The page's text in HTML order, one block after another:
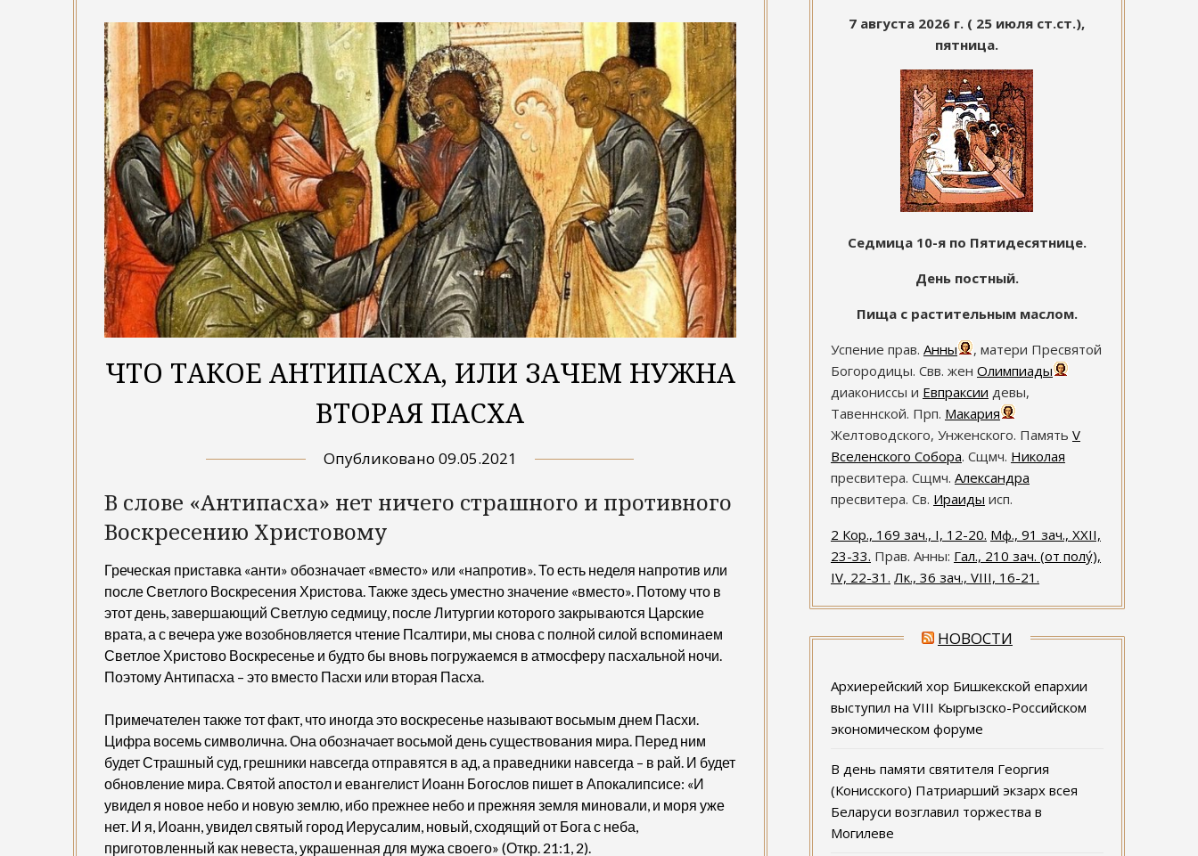
ЧТО ТАКОЕ АНТИПАСХА, ИЛИ ЗАЧЕМ НУЖНА
ВТОРАЯ ПАСХА
Опубликовано 09.05.2021
В слове «Антипасха» нет ничего страшного и противного
Воскресению Христовому
Греческая приставка «анти» обозначает «вместо» или «напротив». То есть неделя напротив или
после Светлого Воскресения Христова. Также здесь уместно значение «вместо». Потому что в
этот день, завершающий Светлую седмицу, после Литургии которого закрываются Царские
врата, а с вечера уже возобновляется чтение Псалтири, мы снова с полной силой вспоминаем
Светлое Христово Воскресенье и будто бы вновь погружаемся в атмосферу пасхальной ночи.
Поэтому Антипасха – это вместо Пасхи или вторая Пасха.
Примечателен также тот факт, что иногда это воскресенье называют восьмым днем Пасхи.
Цифра восемь символична. Она обозначает восьмой день существования мира. Перед ним
будет Страшный суд, грешники навсегда отправятся в ад, а праведники навсегда – в рай. И будет
обновление мира. Святой апостол и евангелист Иоанн Богослов пишет в Апокалипсисе: «И
увидел я новое небо и новую землю, ибо прежнее небо и прежняя земля миновали, и моря уже
нет. И я, Иоанн, увидел святый город Иерусалим, новый, сходящий от Бога с неба,
приготовленный как невеста, украшенная для мужа своего» (Откр. 21:1, 2).
7 августа 2026 г. ( 25 июля ст.ст.),
пятница.
Седмица 10-я по Пятидесятнице.
День постный.
Пища с растительным маслом.
Успение прав. Анны
, матери Пресвятой
Богородицы. Свв. жен Олимпиады
диакониссы и Евпраксии девы,
Тавеннской. Прп. Макария
Желтоводского, Унженского. Память V
Вселенского Собора. Сщмч. Николая
пресвитера. Сщмч. Александра
пресвитера. Св. Ираиды исп.
2 Кор., 169 зач., I, 12-20. Мф., 91 зач., XXII,
23-33. Прав. Анны: Гал., 210 зач. (от полу́),
IV, 22-31. Лк., 36 зач., VIII, 16-21.
НОВОСТИ
Архиерейский хор Бишкекской епархии
выступил на VIII Кыргызско-Российском
экономическом форуме
В день памяти святителя Георгия
(Конисского) Патриарший экзарх всея
Беларуси возглавил торжества в
Могилеве